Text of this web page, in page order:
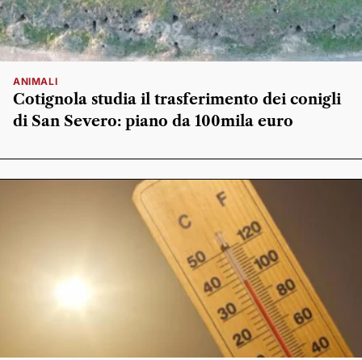
ANIMALI
Cotignola studia il trasferimento dei conigli
di San Severo: piano da 100mila euro